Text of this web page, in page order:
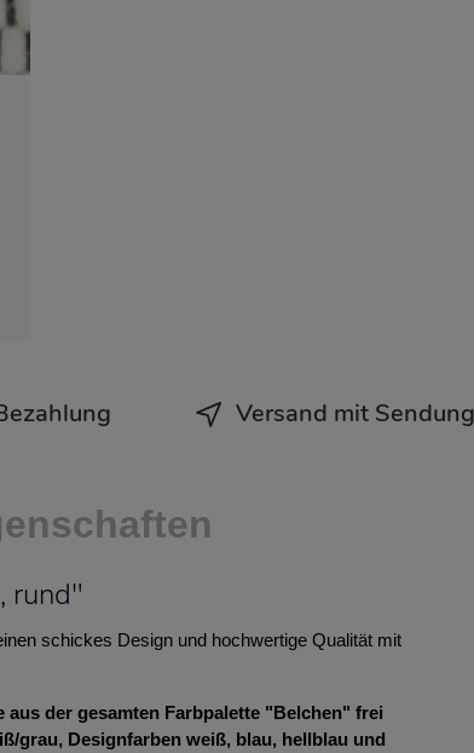
Versand mit
rund"
schickes Design und hochwertige Qualität mit
der gesamten Farbpalette "Belchen" frei
grau, Designfarben weiß, blau, hellblau und